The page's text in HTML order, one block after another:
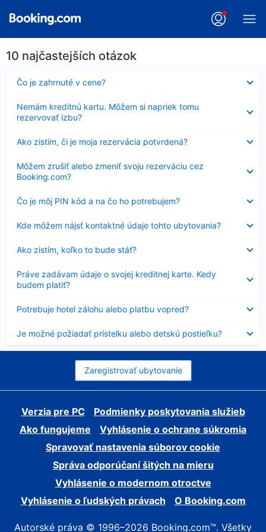
10 najčastejších otázok
Čo je zahrnuté v cene?
Nezobrazuje
sa
Nemám kreditnú kartu. Môžem si napriek tomu
rezervovať izbu?
sa
Ako zistím, či je moja rezervácia potvrdená?
sa
Môžem zrušiť alebo zmeniť svoju rezerváciu cez
Booking.com?
sa
Čo je môj PIN kód a na čo ho potrebujem?
Nezobrazuje
sa
Kde môžem nájsť kontaktné údaje tohto ubytovania?
sa
Ako zistím, koľko to bude stáť?
sa
Práve zadávam údaje o svojej kreditnej karte. Kedy
budem platiť?
sa
Potrebuje hotel zálohu alebo platbu vopred?
sa
Je možné požiadať prístelku alebo detskú postieľku?
sa
Zaregistrovať ubytovanie
Verzia pre PC
Podmienky poskytovania služieb
Ako fungujeme
Vyhlásenie o ochrane súkromia
Spravovať nastavenia súborov cookie
Správa odporúčaní šitých na mieru
Vyhlásenie o modernom otroctve
Vyhlásenie o ľudských právach
O Booking.com
Autorské práva © 1996–2026 Booking.com™. Všetky